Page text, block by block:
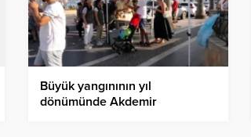
Büyük yangınının yıl
dönümünde Akdemir